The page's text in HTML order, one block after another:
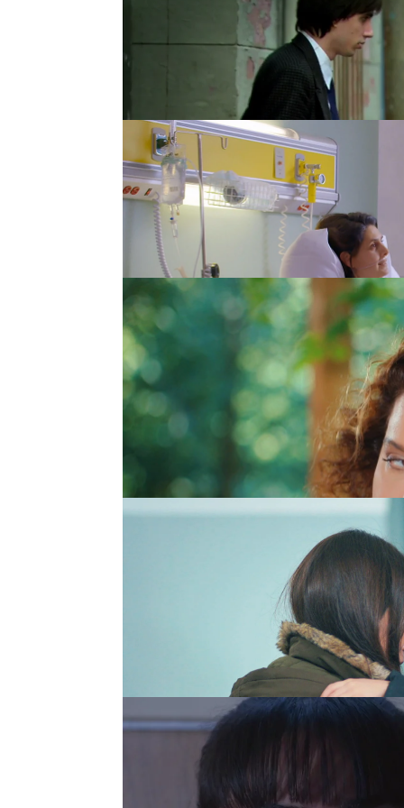
lado el nombre de
anteponer su vida
a la
reside en el amor
Refugio
Refugio ha tenido que
hijas y más cuando
no por eso dejó a sus
adelante.
Nervin y Sevim
Hay muchos tipos de
inconformistas, las
el caso de Nevin y
no se caen muy bien
de sus hijos, aunque
no son una licencia
¿quién no conoce a
Zeynep
Madre no es sólo
evitar sentir un
y quiso que se
auténticamadre ,
todo lo que una madre
formó unvínculo
Gemma
La historia de Gemma
propio digna de
no deseado, Gemma